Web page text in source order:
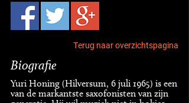
Terug naar overzichtspagina
Biografie
Yuri Honing (Hilversum, 6 juli 1965) is een
van de markantste saxofonisten van zijn